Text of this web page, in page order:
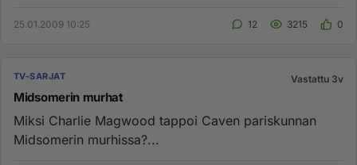
25.01.2009 10:25 12 3215 0
TV-SARJAT Vastattu 3v
Midsomerin murhat
Miksi Charlie Magwood tappoi Caven pariskunnan
Midsomerin murhissa?...